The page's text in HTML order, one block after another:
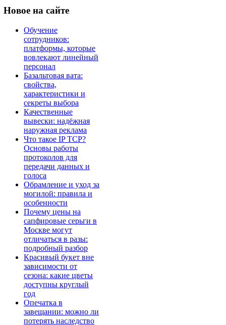
Новое на сайте
Обучение
сотрудников:
платформы, которые
вовлекают линейный
персонал
Базальтовая вата:
свойства,
характеристики и
секреты выбора
Качественные
вывески: надёжная
наружная реклама
Что такое IP TCP?
Основы работы
протоколов для
передачи данных и
голоса
Обрамление и уход за
могилой: правила и
особенности
Почему цены на
сапфировые серьги в
Москве могут
отличаться в разы:
подробный разбор
Красивый букет вне
зависимости от
сезона: какие цветы
доступны круглый
год
Опечатка в
завещании: можно ли
потерять наследство